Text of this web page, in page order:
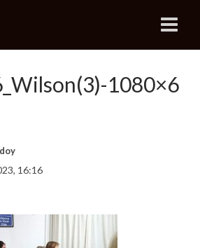
1080×6
16:16